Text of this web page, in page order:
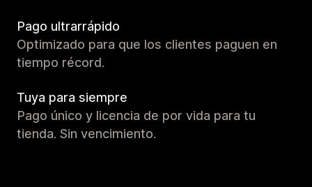
Pago ultrarrápido
Optimizado para que los clientes paguen en
tiempo récord.
Tuya para siempre
Pago único y licencia de por vida para tu
tienda. Sin vencimiento.